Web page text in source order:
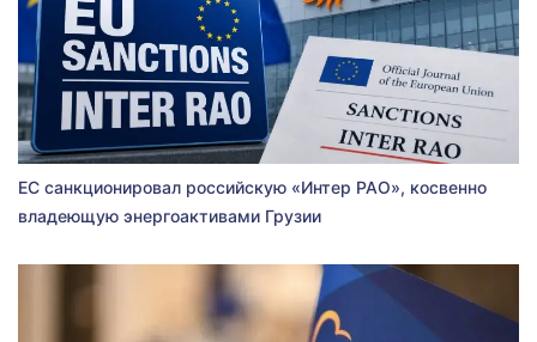
ЕС санкционировал российскую «Интер РАО», косвенно
владеющую энергоактивами Грузии